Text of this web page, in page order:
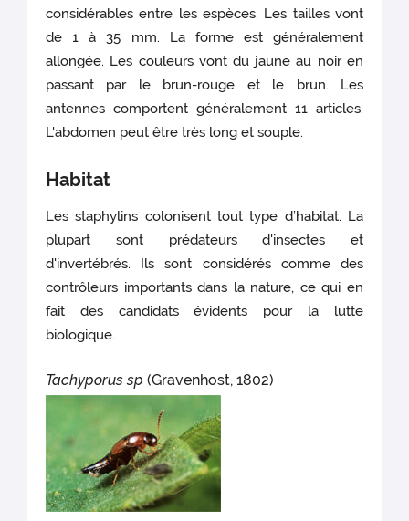
considérables entre les espèces. Les tailles vont
de 1 à 35 mm. La forme est généralement
allongée. Les couleurs vont du jaune au noir en
passant par le brun-rouge et le brun. Les
antennes comportent généralement 11 articles.
L'abdomen peut être très long et souple.
Habitat
Les staphylins colonisent tout type d’habitat. La
plupart sont prédateurs d'insectes et
d'invertébrés. Ils sont considérés comme des
contrôleurs importants dans la nature, ce qui en
fait des candidats évidents pour la lutte
biologique.
Tachyporus sp(Gravenhost, 1802)